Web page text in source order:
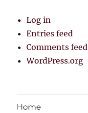
Log in
Entries feed
Comments feed
WordPress.org
Home